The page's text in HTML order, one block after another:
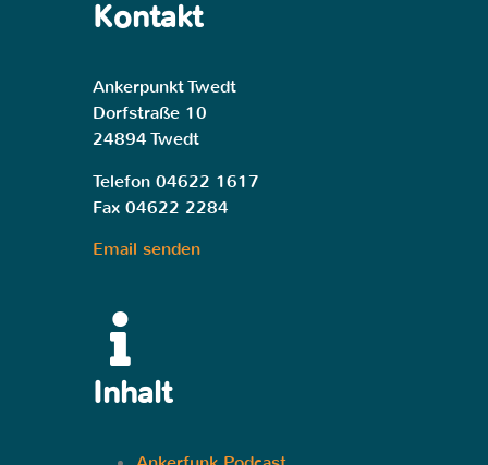
Kontakt
Ankerpunkt Twedt
Dorfstraße 10
24894 Twedt
Telefon 04622 1617
Fax 04622 2284
Email senden
Inhalt